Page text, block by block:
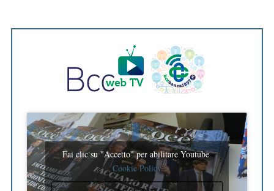
Fai clic su "Accetto" per abilitare Youtube
Cookie Policy